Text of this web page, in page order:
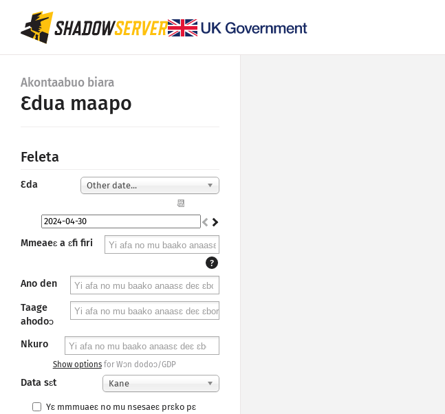
Akontaabuo biara
Ɛdua maapo
Feleta
Ɛda Other date...
📆
Mmeaeɛ a ɛfi firi
?
Ano den
Taage
ahodoɔ
Nkuro
Show optionsfor Wɔn dodoɔ/GDP
Data sɛt Kane
Yɛ mmmuaeɛ no mu nsesaeɛ prɛko pɛ